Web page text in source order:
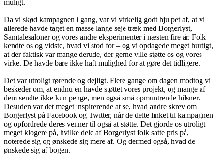
muligt.
Da vi skød kampagnen i gang, var vi virkelig godt hjulpet af, at vi
allerede havde taget en masse lange seje træk med Borgerlyst,
Samtalesaloner og vores andre eksperimenter i næsten fire år. Folk
kendte os og vidste, hvad vi stod for – og vi opdagede meget hurtigt,
at der faktisk var mange derude, der gerne ville støtte os og vores
virke. De havde bare ikke haft mulighed for at gøre det tidligere.
Det var utroligt rørende og dejligt. Flere gange om dagen modtog vi
beskeder om, at endnu en havde støttet vores projekt, og mange af
dem sendte ikke kun penge, men også små opmuntrende hilsner.
Desuden var det meget inspirerende at se, hvad andre skrev om
Borgerlyst på Facebook og Twitter, når de delte linket til kampagnen
og opfordrede deres venner til også at støtte. Det gjorde os utroligt
meget klogere på, hvilke dele af Borgerlyst folk satte pris på,
noterede sig og ønskede sig mere af. Og dermed også, hvad de
ønskede sig af bogen.